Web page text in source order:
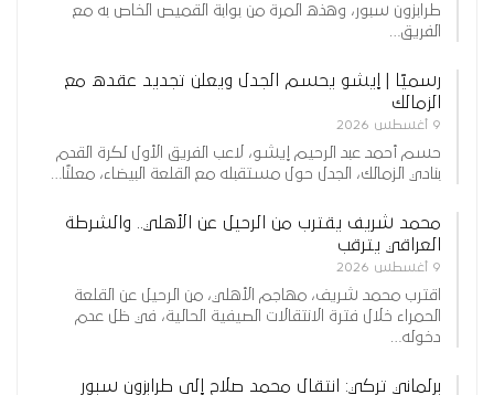
طرابزون سبور، وهذه المرة من بوابة القميص الخاص به مع
الفريق…
رسميًا | إيشو يحسم الجدل ويعلن تجديد عقده مع
الزمالك
9 أغسطس 2026
حسم أحمد عبد الرحيم إيشو، لاعب الفريق الأول لكرة القدم
بنادي الزمالك، الجدل حول مستقبله مع القلعة البيضاء، معلنًا…
محمد شريف يقترب من الرحيل عن الأهلي.. والشرطة
العراقي يترقب
9 أغسطس 2026
اقترب محمد شريف، مهاجم الأهلي، من الرحيل عن القلعة
الحمراء خلال فترة الانتقالات الصيفية الحالية، في ظل عدم
دخوله…
برلماني تركي: انتقال محمد صلاح إلى طرابزون سبور